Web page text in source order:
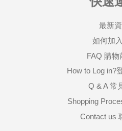
最新
如何加
FAQ 購物
How to Log in?
Q & A 常
Shopping
Contact us